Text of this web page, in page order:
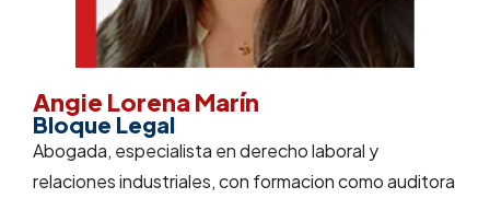
Angie Lorena Marín
Bloque Legal
Abogada, especialista en derecho laboral y
relaciones industriales, con formacion como auditora